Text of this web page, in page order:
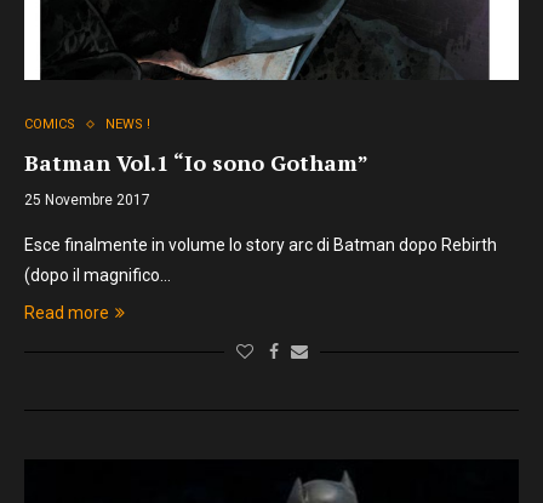
COMICS NEWS !
Batman Vol.1 “Io sono Gotham”
25 Novembre 2017
Esce finalmente in volume lo story arc di Batman dopo Rebirth
(dopo il magnifico…
Read more